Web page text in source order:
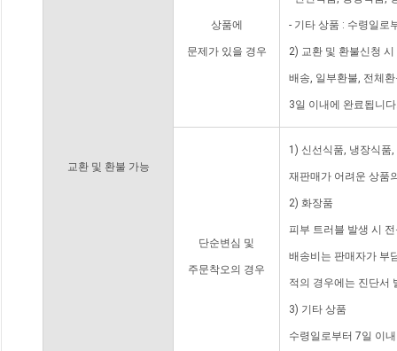
교환 및 환불 가능
상품에
문제가 있을 경우
- 기타 상품 : 수령일로
2) 교환 및 환불신청
배송, 일부환불, 전체
3일 이내에 완료됩니
단순변심 및
주문착오의 경우
1) 신선식품, 냉장식품
재판매가 어려운 상품
2) 화장품
피부 트러블 발생 시
배송비는 판매자가 부
적의 경우에는 진단서
3) 기타 상품
수령일로부터 7일 이